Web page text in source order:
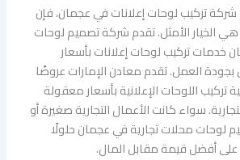
تركيب لوحات إعلانات في عجمان، فإن
الخيار الأمثل. تقدم شركة تصميم لوحات
خدمات تركيب لوحات إعلانات بأسعار
العمل. تقدم معادن الإمارات عروضًا
اللوحات الإعلانية بأسعار معقولة
سواء كانت الأعمال التجارية صغيرة أو
لوحات محلات تجارية في عجمان حلولًا
أفضل قيمة مقابل المال.